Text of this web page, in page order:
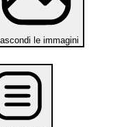
le immagini